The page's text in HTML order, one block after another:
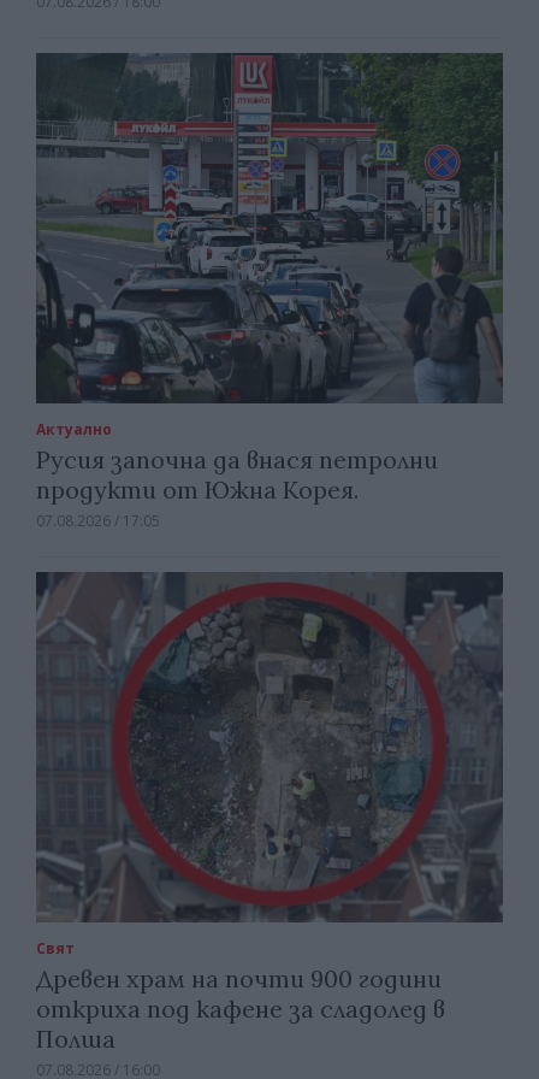
Актуално
Русия започна да внася петролни
продукти от Южна Корея.
07.08.2026 / 17:05
Свят
Древен храм на почти 900 години
откриха под кафене за сладолед в
Полша
07.08.2026 / 16:00